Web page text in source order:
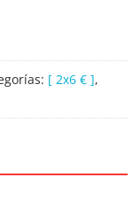
[ 2x6 € ],